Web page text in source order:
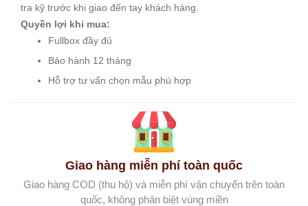
tra kỹ trước khi giao đến tay khách hàng.
Quyền lợi khi mua:
Fullbox đầy đủ
Bảo hành 12 tháng
Hỗ trợ tư vấn chọn mẫu phù hợp
Giao hàng miễn phí toàn quốc
Giao hàng COD (thu hộ) và miễn phí vận chuyển trên toàn
quốc, không phân biệt vùng miền